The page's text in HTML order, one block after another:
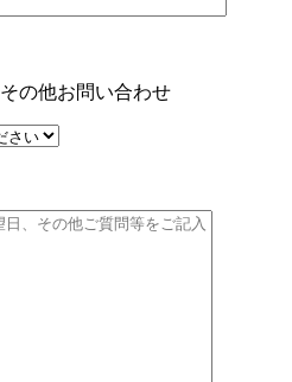
その他お問い合わせ